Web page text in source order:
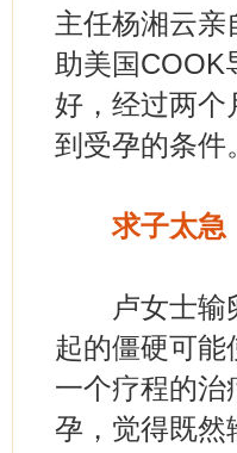
主任杨湘云亲
助美国
好，经过两个
到受孕的条件
求子太急
卢女士输卵
起的僵硬可能
一个疗程的治
孕，觉得既然